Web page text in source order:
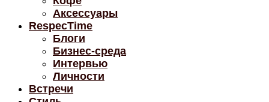
Аксессуары
RespecTime
Блоги
Бизнес-среда
Интервью
Личности
Встречи